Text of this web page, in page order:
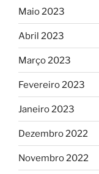
Maio 2023
Abril 2023
Março 2023
Fevereiro 2023
Janeiro 2023
Dezembro 2022
Novembro 2022